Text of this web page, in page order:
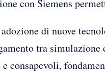
con Siemens
di nuove
tra simulazione
consapevoli,